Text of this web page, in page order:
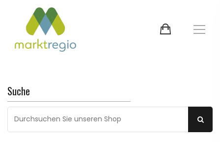
Suche